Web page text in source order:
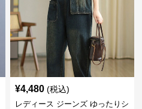
¥4,480 (税込)
レディース ジーンズ ゆったりシ